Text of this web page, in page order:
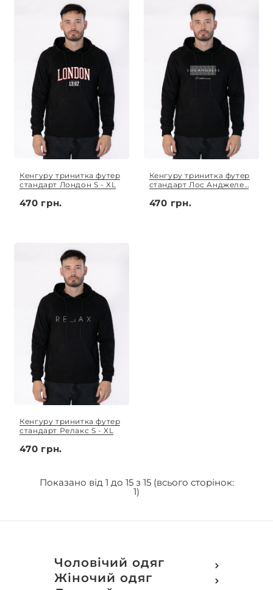
Кенгуру тринитка футер
стандарт Лондон S - XL
470 грн.
Кенгуру тринитка футер
стандарт Лос Анджелес
470 грн.
Кенгуру тринитка футер
стандарт Релакс S - XL
470 грн.
Показано від 1 до 15 з 15 (всього сторінок:
1)
Чоловічий одяг
Футболки
Футболки Polo
Жіночий одяг